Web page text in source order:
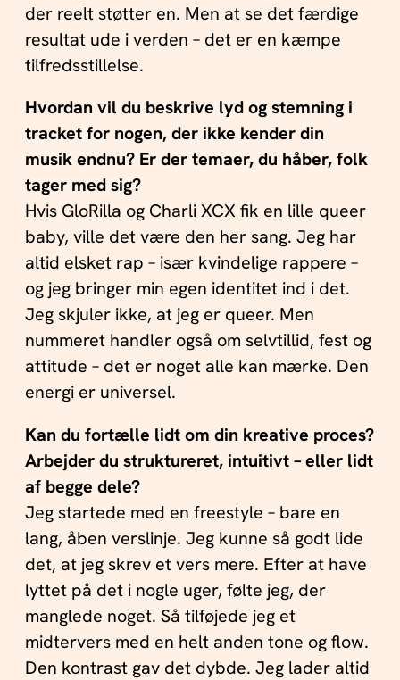
der reelt støtter en. Men at se det færdige
resultat ude i verden – det er en kæmpe
tilfredsstillelse.
Hvordan vil du beskrive lyd og stemning i
tracket for nogen, der ikke kender din
musik endnu? Er der temaer, du håber, folk
tager med sig?
Hvis GloRilla og Charli XCX fik en lille queer
baby, ville det være den her sang. Jeg har
altid elsket rap – især kvindelige rappere –
og jeg bringer min egen identitet ind i det.
Jeg skjuler ikke, at jeg er queer. Men
nummeret handler også om selvtillid, fest og
attitude – det er noget alle kan mærke. Den
energi er universel.
Kan du fortælle lidt om din kreative proces?
Arbejder du struktureret, intuitivt – eller lidt
af begge dele?
Jeg startede med en freestyle – bare en
lang, åben verslinje. Jeg kunne så godt lide
det, at jeg skrev et vers mere. Efter at have
lyttet på det i nogle uger, følte jeg, der
manglede noget. Så tilføjede jeg et
midtervers med en helt anden tone og flow.
Den kontrast gav det dybde. Jeg lader altid